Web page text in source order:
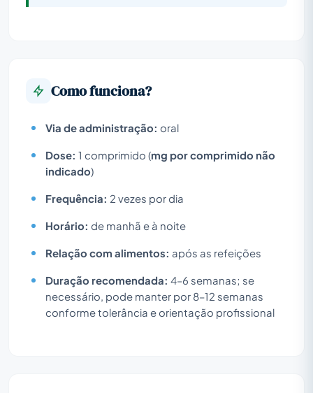
Como funciona?
Via de administração: oral
Dose: 1 comprimido (mg por comprimido não
indicado)
Frequência: 2 vezes por dia
Horário: de manhã e à noite
Relação com alimentos: após as refeições
Duração recomendada: 4–6 semanas; se
necessário, pode manter por 8–12 semanas
conforme tolerância e orientação profissional